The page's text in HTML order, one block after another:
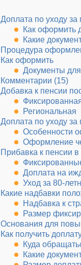
Доплата по уходу
Как оформить
Какие
Процедура
Как оформить
Документы
Комментарии (15)
Добавка к пенсии
Региональная
Доплата по уходу
Особенности
Оформление
Прибавка к пенсии в
Доплата на
Уход за 80-
Какие надбавки
Надбавка к
Размер
Основания для
Как получить
Куда
Какие